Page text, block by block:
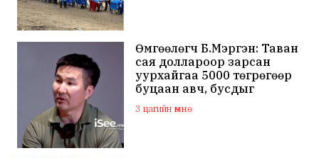
Өмгөөлөгч Б.Мэргэн: Таван
сая доллароор зарсан
уурхайгаа 5000 төгрөгөөр
буцаан авч, бусдыг
залилсан Ө.Ганзоригийн
өмгөөлөгч ёс зүйгүйгээр
3 цагийн өмнө